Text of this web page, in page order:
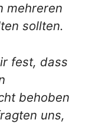
mehreren
sollten.
fest, dass
behoben
uns,